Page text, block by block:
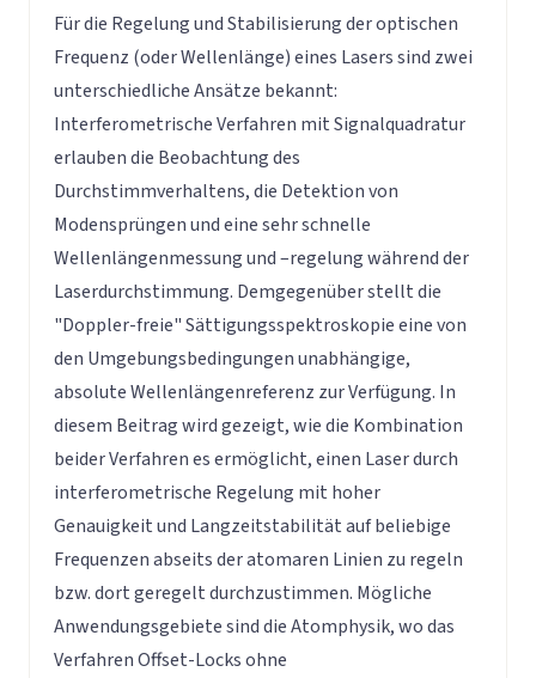
Für die Regelung und Stabilisierung der optischen
Frequenz (oder Wellenlänge) eines Lasers sind zwei
unterschiedliche Ansätze bekannt:
Interferometrische Verfahren mit Signalquadratur
erlauben die Beobachtung des
Durchstimmverhaltens, die Detektion von
Modensprüngen und eine sehr schnelle
Wellenlängenmessung und –regelung während der
Laserdurchstimmung. Demgegenüber stellt die
"Doppler-freie" Sättigungsspektroskopie eine von
den Umgebungsbedingungen unabhängige,
absolute Wellenlängenreferenz zur Verfügung. In
diesem Beitrag wird gezeigt, wie die Kombination
beider Verfahren es ermöglicht, einen Laser durch
interferometrische Regelung mit hoher
Genauigkeit und Langzeitstabilität auf beliebige
Frequenzen abseits der atomaren Linien zu regeln
bzw. dort geregelt durchzustimmen. Mögliche
Anwendungsgebiete sind die Atomphysik, wo das
Verfahren Offset-Locks ohne